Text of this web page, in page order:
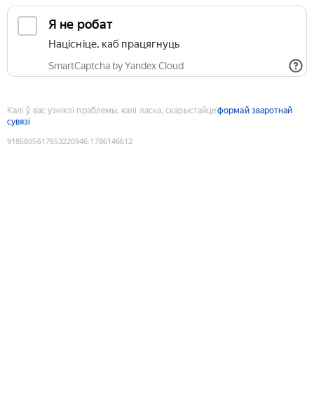
Я не робат
Націсніце, каб працягнуць
SmartCaptcha by Yandex Cloud
Калі ў вас узніклі праблемы, калі ласка, скарыстайцеформай зваротнай
сувязі
9185805617653220946:1786146612